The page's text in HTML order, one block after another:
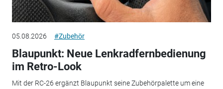
05.08.2026 #Zubehör
Blaupunkt: Neue Lenkradfernbedienung
im Retro-Look
Mit der RC-26 ergänzt Blaupunkt seine Zubehörpalette um eine